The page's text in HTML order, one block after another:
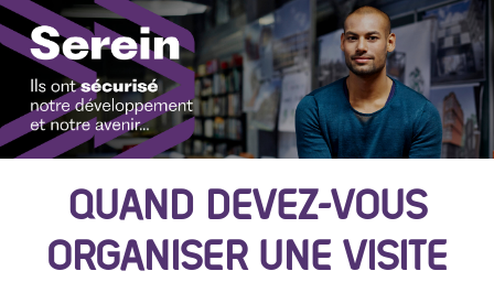
QUAND DEVEZ-VOUS
ORGANISER UNE VISITE